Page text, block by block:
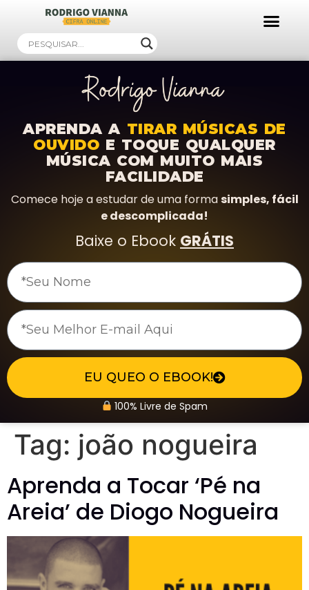
APRENDA A TIRAR MÚSICAS DE
OUVIDO E TOQUE QUALQUER
MÚSICA COM MUITO MAIS
FACILIDADE
Comece hoje a estudar de uma formasimples, fácil
e descomplicada!
Baixe o Ebook GRÁTIS
EU QUEO O EBOOK!
100% Livre de Spam
Tag: joão nogueira
Aprenda a Tocar ‘Pé na
Areia’ de Diogo Nogueira